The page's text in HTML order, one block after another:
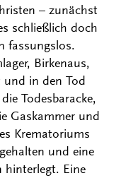
– zunächst
schließlich doch
fassungslos.
Birkenaus,
und in den Tod
Todesbaracke,
Gaskammer und
Krematoriums
und eine
hinterlegt. Eine